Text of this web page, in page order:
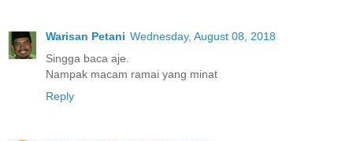
Warisan Petani Wednesday, August 08, 2018
Singga baca aje.
Nampak macam ramai yang minat
Reply